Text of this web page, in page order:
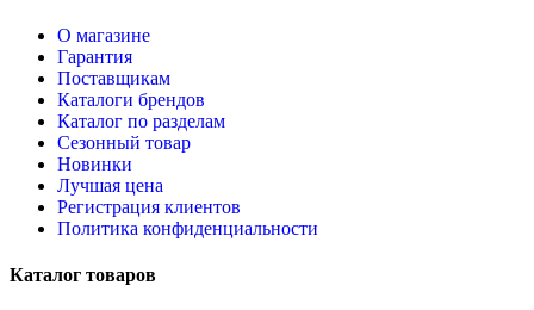
О магазине
Гарантия
Поставщикам
Каталоги брендов
Каталог по разделам
Сезонный товар
Новинки
Лучшая цена
Регистрация клиентов
Политика конфиденциальности
Каталог товаров